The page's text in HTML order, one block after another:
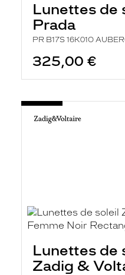
Lunettes de
Prada
PR B17S 16K01O
325,00 €
Lunettes de
Zadig &